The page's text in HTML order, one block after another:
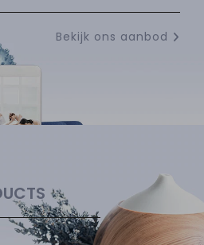
Bekijk ons aanbod